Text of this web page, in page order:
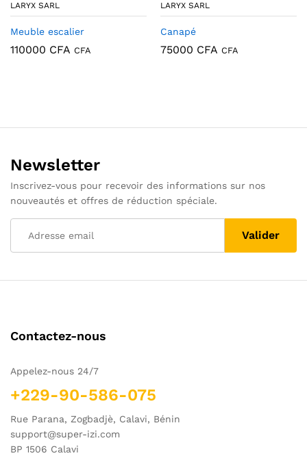
LARYX SARL
Meuble escalier
110000 CFA CFA
LARYX SARL
Canapé
75000 CFA CFA
Newsletter
Inscrivez-vous pour recevoir des informations sur nos
nouveautés et offres de réduction spéciale.
Contactez-nous
Appelez-nous 24/7
+229-90-586-075
Rue Parana, Zogbadjè, Calavi, Bénin
support@super-izi.com
BP 1506 Calavi